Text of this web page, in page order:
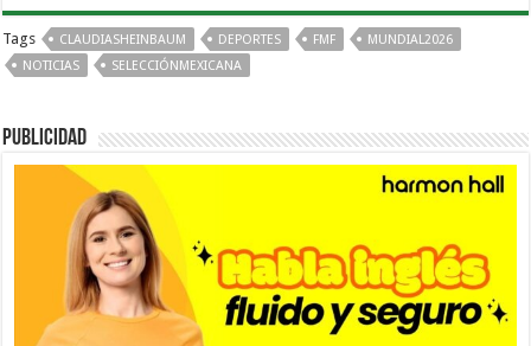
Tags CLAUDIASHEINBAUM DEPORTES FMF
MUNDIAL2026
NOTICIAS
SELECCIÓNMEXICANA
PUBLICIDAD